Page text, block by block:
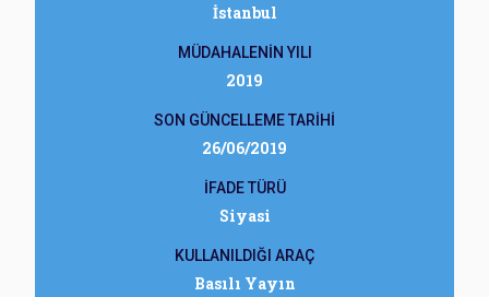
İstanbul
MÜDAHALENİN YILI
2019
SON GÜNCELLEME TARİHİ
26/06/2019
İFADE TÜRÜ
Siyasi
KULLANILDIĞI ARAÇ
Basılı Yayın